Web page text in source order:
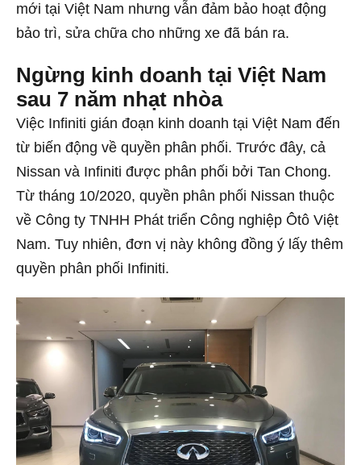
mới tại Việt Nam nhưng vẫn đảm bảo hoạt động
bảo trì, sửa chữa cho những xe đã bán ra.
Ngừng kinh doanh tại Việt Nam
sau 7 năm nhạt nhòa
Việc Infiniti gián đoạn kinh doanh tại Việt Nam đến
từ biến động về quyền phân phối. Trước đây, cả
Nissan và Infiniti được phân phối bởi Tan Chong.
Từ tháng 10/2020, quyền phân phối Nissan thuộc
về Công ty TNHH Phát triển Công nghiệp Ôtô Việt
Nam. Tuy nhiên, đơn vị này không đồng ý lấy thêm
quyền phân phối Infiniti.